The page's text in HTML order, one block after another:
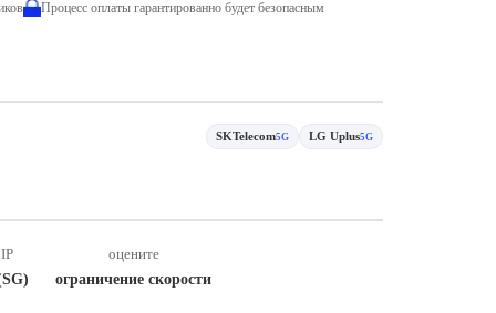
Процесс оплаты гарантированно будет безопасным
SKTelecom5G LG Uplus5G
оцените
ограничение скорости